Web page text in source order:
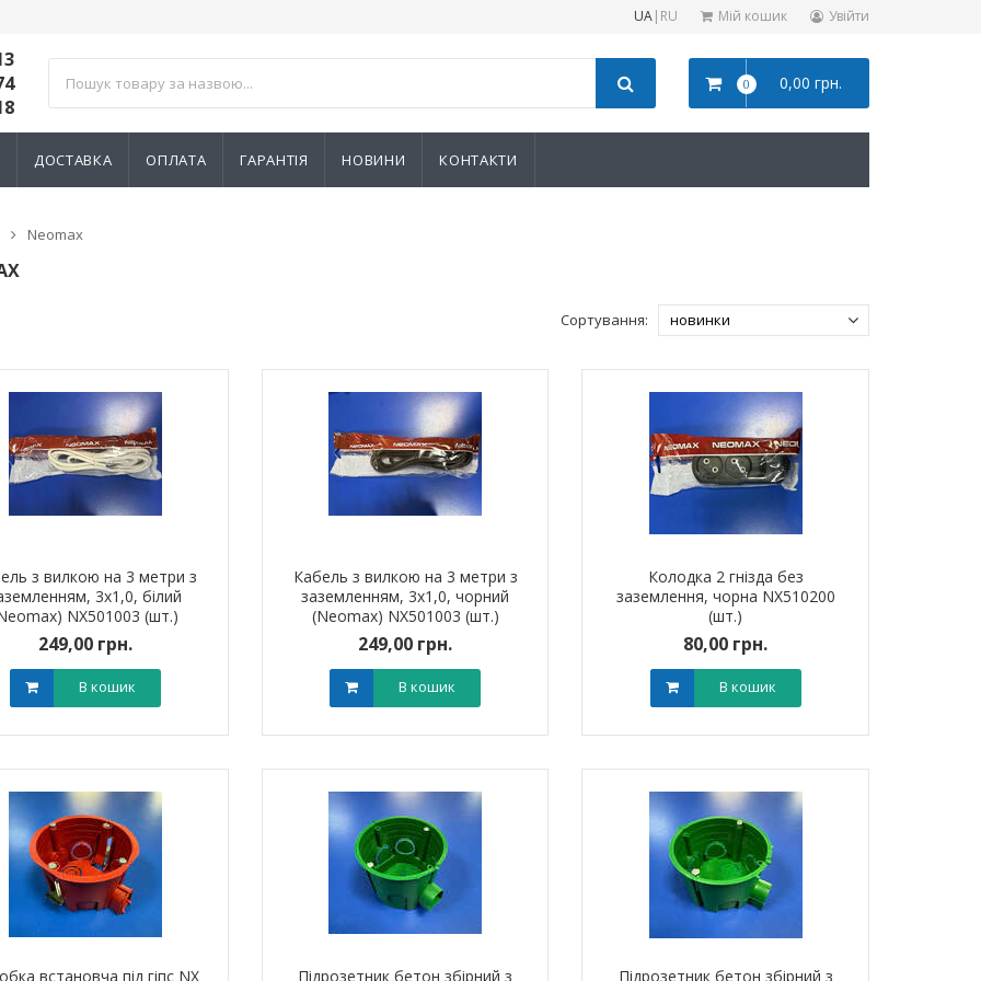
UA| RU Мій кошик Увійти
0 0,00 грн.
ДОСТАВКА ОПЛАТА ГАРАНТІЯ НОВИНИ КОНТАКТИ
NIK 2300
В кошик В кошик
мідно-
Обплетення для кабелю
Наконечник штировий мідно-
Обплетення для кабелю
Neomax
Сортування:
з вилкою на 3 метри з
3х1,0, білий
NX501003 (шт.)
249,00 грн.
В кошик
Кабель з вилкою на 3 метри з
заземленням, 3х1,0, чорний
(Neomax) NX501003 (шт.)
249,00 грн.
В кошик
Колодка 2 гнізда без
заземлення, чорна NX510200
(шт.)
80,00 грн.
В кошик
встановча під гіпс NХ
Підрозетник бетон збірний з
Підрозетник бетон збірний з